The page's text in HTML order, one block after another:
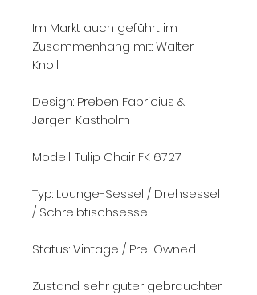
Im Markt auch geführt im
Zusammenhang mit: Walter
Knoll
Design: Preben Fabricius &
Jørgen Kastholm
Modell: Tulip Chair FK 6727
Typ: Lounge-Sessel / Drehsessel
/ Schreibtischsessel
Status: Vintage / Pre-Owned
Zustand: sehr guter gebrauchter